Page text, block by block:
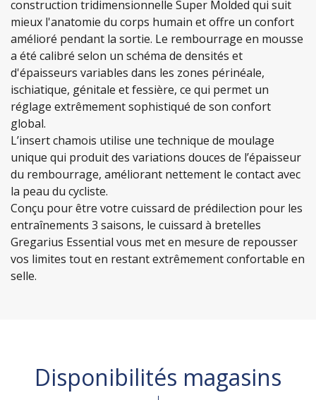
construction tridimensionnelle Super Molded qui suit
mieux l'anatomie du corps humain et offre un confort
amélioré pendant la sortie. Le rembourrage en mousse
a été calibré selon un schéma de densités et
d'épaisseurs variables dans les zones périnéale,
ischiatique, génitale et fessière, ce qui permet un
réglage extrêmement sophistiqué de son confort
global.
L’insert chamois utilise une technique de moulage
unique qui produit des variations douces de l’épaisseur
du rembourrage, améliorant nettement le contact avec
la peau du cycliste.
Conçu pour être votre cuissard de prédilection pour les
entraînements 3 saisons, le cuissard à bretelles
Gregarius Essential vous met en mesure de repousser
vos limites tout en restant extrêmement confortable en
selle.
Disponibilités magasins